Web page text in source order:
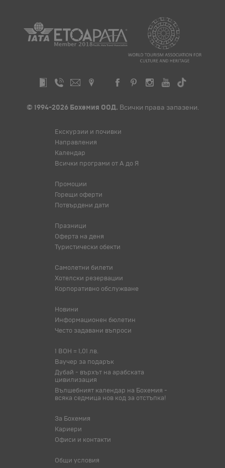
© 1994-2026 Бохемия ООД. Всички права запазени.
Екскурзии и почивки
Направления
Календар
Всички програми от А до Я
Промоции
Горещи оферти
Потвърдени дати
Празници
Оферта на деня
Туристически обекти
Самолетни билети
Хотелски резервации
Корпоративно обслужване
Новини
Информационен бюлетин
Често задавани въпроси
1 BOH = 1,01 лв.
Ваучер за подарък
Дубай - върхът на арабската
цивилизация
Вълшебният календар на Бохемия -
всяка седмица нов код за отстъпка!
За Бохемия
Кариери
Офиси и контакти
Общи условия